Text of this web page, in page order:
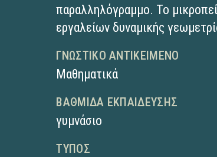
παραλληλόγραμμο. To
εργαλείων δυναμικής
ΓΝΩΣΤΙΚΌ ΑΝΤΙΚΕΊΜΕΝΟ
Μαθηματικά
ΒΑΘΜΊΔΑ ΕΚΠΑΊΔΕΥΣΗΣ
γυμνάσιο
ΤΎΠΟΣ